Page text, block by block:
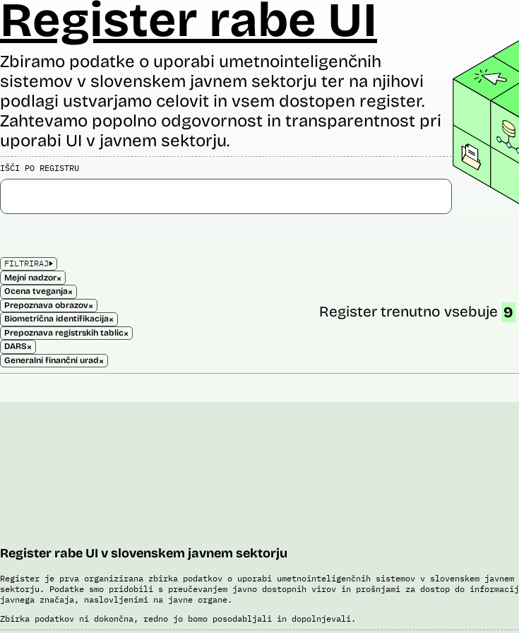
Register rabe UI
Zbiramo podatke o uporabi umetnointeligenčnih
sistemov v slovenskem javnem sektorju ter na njihovi
podlagi ustvarjamo celovit in vsem dostopen register.
Zahtevamo popolno odgovornost in transparentnost pri
uporabi UI v javnem sektorju.
IŠČI PO REGISTRU
FILTRIRAJ
Mejni nadzor×
Ocena tveganja×
Prepoznava obrazov×
Biometrična identifikacija×
Prepoznava registrskih tablic×
DARS×
Generalni finančni urad×
Register trenutno vsebuje 9
Register rabe UI v slovenskem javnem sektorju
Register je prva organizirana zbirka podatkov o uporabi umetnointeligenčnih sistemov v slovenskem javnem
sektorju. Podatke smo pridobili s preučevanjem javno dostopnih virov in prošnjami za dostop do informacij
javnega značaja, naslovljenimi na javne organe.
Zbirka podatkov ni dokončna, redno jo bomo posodabljali in dopolnjevali.